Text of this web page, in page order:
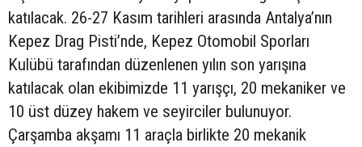
katılacak. 26-27 Kasım tarihleri arasında Antalya’nın
Kepez Drag Pisti’nde, Kepez Otomobil Sporları
Kulübü tarafından düzenlenen yılın son yarışına
katılacak olan ekibimizde 11 yarışçı, 20 mekaniker ve
10 üst düzey hakem ve seyirciler bulunuyor.
Çarşamba akşamı 11 araçla birlikte 20 mekanik